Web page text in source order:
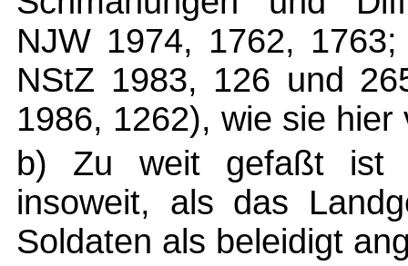
NJW 1974, 1762,
NStZ 1983, 126 und
1986, 1262), wie sie
b) Zu weit gefaßt ist
insoweit, als das
Soldaten als beleidigt